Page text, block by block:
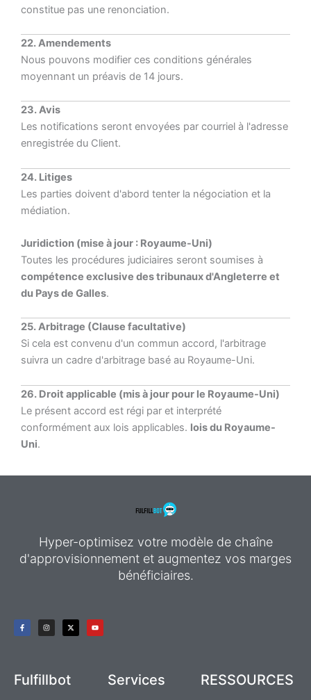
constitue pas une renonciation.
22. Amendements
Nous pouvons modifier ces conditions générales
moyennant un préavis de 14 jours.
23. Avis
Les notifications seront envoyées par courriel à l'adresse
enregistrée du Client.
24. Litiges
Les parties doivent d'abord tenter la négociation et la
médiation.
Juridiction (mise à jour : Royaume-Uni)
Toutes les procédures judiciaires seront soumises à
compétence exclusive des tribunaux d'Angleterre et
du Pays de Galles.
25. Arbitrage (Clause facultative)
Si cela est convenu d'un commun accord, l'arbitrage
suivra un cadre d'arbitrage basé au Royaume-Uni.
26. Droit applicable (mis à jour pour le Royaume-Uni)
Le présent accord est régi par et interprété
conformément aux lois applicables. lois du Royaume-
Uni.
Hyper-optimisez votre modèle de chaîne
d'approvisionnement et augmentez vos marges
bénéficiaires.
F
a
c
-
f
I
n
s
m
X
-
t
r
Y
o
u
Fulfillbot Services RESSOURCES